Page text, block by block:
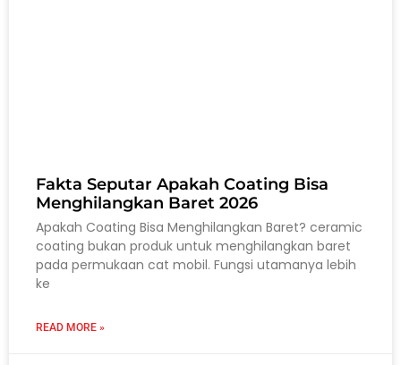
Fakta Seputar Apakah Coating Bisa
Menghilangkan Baret 2026
Apakah Coating Bisa Menghilangkan Baret? ceramic
coating bukan produk untuk menghilangkan baret
pada permukaan cat mobil. Fungsi utamanya lebih
ke
READ MORE »